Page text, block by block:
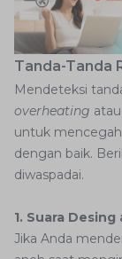
Tanda-Tanda
Mendeteksi
overheating
untuk
dengan baik.
diwaspadai.
1. Suara
Jika Anda